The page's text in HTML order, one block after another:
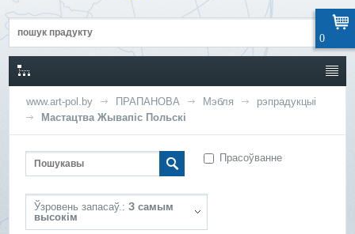
www.art-pol.by ПРАПАНОВА Мэбля
рэпрадукцыі
Мастацтва Жывапіс Польскі
Прасоўванне
Ўзровень запасаў.: З самым
высокім
0